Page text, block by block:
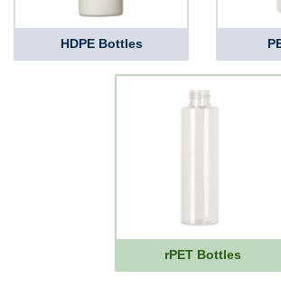
HDPE Bottles
rPET Bottles